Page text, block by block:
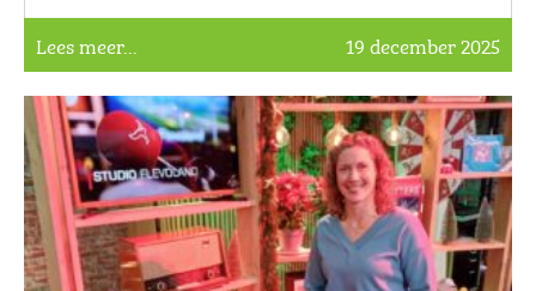
Lees meer... 19 december 2025